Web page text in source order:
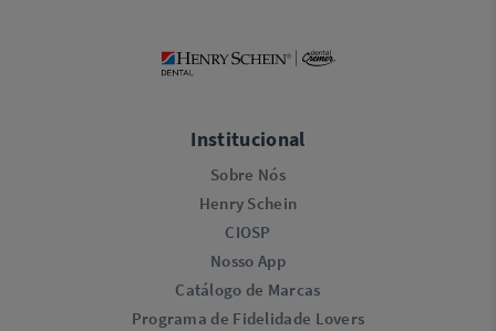
Institucional
Sobre Nós
Henry Schein
CIOSP
Nosso App
Catálogo de Marcas
Programa de Fidelidade Lovers​